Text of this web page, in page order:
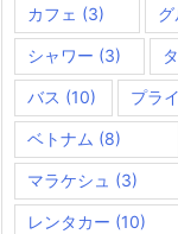
カフェ (3) グ
シャワー (3)
バス (10) プラ
ベトナム (8)
マラケシュ (3)
レンタカー (10)